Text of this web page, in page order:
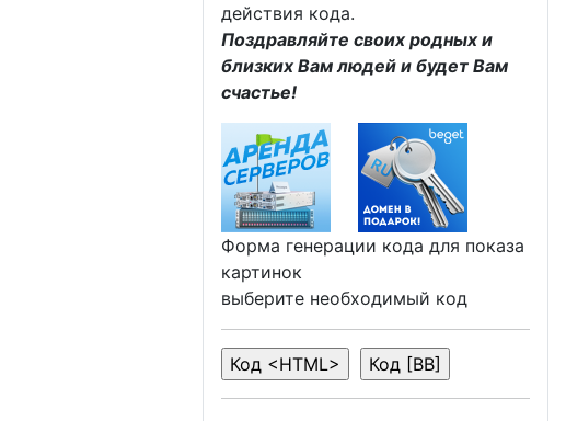
действия кода.
Поздравляйте своих родных и
близких Вам людей и будет Вам
счастье!
Форма генерации кода для показа
картинок
выберите необходимый код